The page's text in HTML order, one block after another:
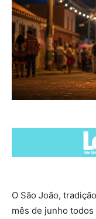
O São João,
mês de junho todos